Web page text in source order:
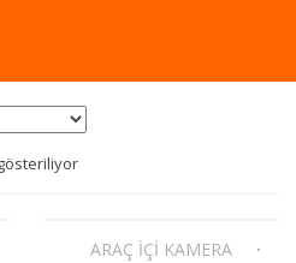
ARAÇ İÇI KAMERA